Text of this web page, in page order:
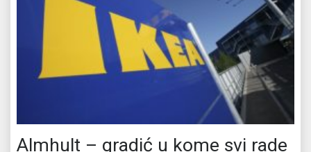
Almhult – gradić u kome svi rade